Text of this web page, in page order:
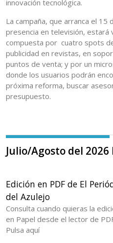
innovación tecnológica.
La campaña, que arranca el
presencia en televisión, estará
compuesta por cuatro spots
publicidad en revistas, en
puntos de venta; y por un
donde los usuarios podrán
próxima reforma, buscar
presupuesto.
Julio/Agosto del 2026
Edición en PDF de El
del Azulejo
Consulta cuando quieras la
en Papel desde el lector de
Pulsa aquí